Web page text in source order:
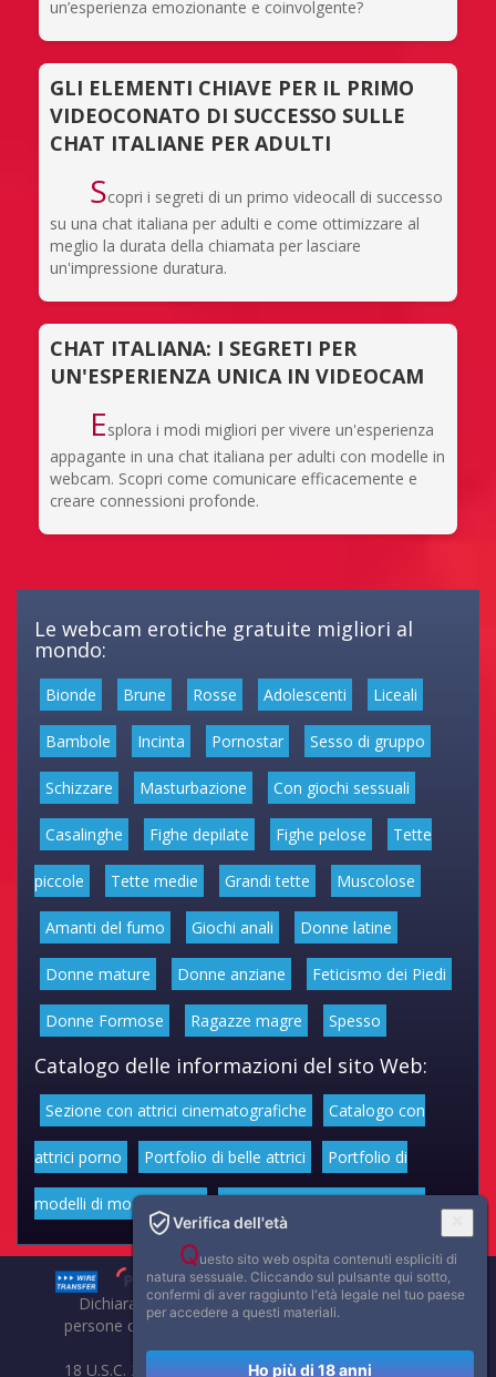
un’esperienza emozionante e coinvolgente?
GLI ELEMENTI CHIAVE PER IL PRIMO
VIDEOCONATO DI SUCCESSO SULLE
CHAT ITALIANE PER ADULTI
Scopri i segreti di un primo videocall di successo
su una chat italiana per adulti e come ottimizzare al
meglio la durata della chiamata per lasciare
un'impressione duratura.
CHAT ITALIANA: I SEGRETI PER
UN'ESPERIENZA UNICA IN VIDEOCAM
Esplora i modi migliori per vivere un'esperienza
appagante in una chat italiana per adulti con modelle in
webcam. Scopri come comunicare efficacemente e
creare connessioni profonde.
Le webcam erotiche gratuite migliori al
mondo:
Bionde Brune Rosse Adolescenti Liceali
Bambole Incinta Pornostar Sesso di gruppo
Schizzare Masturbazione Con giochi sessuali
Casalinghe Fighe depilate Fighe pelose Tette
piccole Tette medie Grandi tette Muscolose
Amanti del fumo Giochi anali Donne latine
Donne mature Donne anziane Feticismo dei Piedi
Donne Formose Ragazze magre Spesso
Catalogo delle informazioni del sito Web:
Sezione con attrici cinematografiche Catalogo con
attrici porno Portfolio di belle attrici Portfolio di
modelli di moda volgari
Dichiarazione di non responsabilità: tutti i membri e le
persone che compaiono su questo sito hanno almeno 18
anni.
18 U.S.C. 2257 Record-Keeping Requirements Compliance
Verifica dell'età
Questo sito web ospita contenuti espliciti di
natura sessuale. Cliccando sul pulsante qui sotto,
confermi di aver raggiunto l'età legale nel tuo paese
per accedere a questi materiali.
Ho più di 18 anni